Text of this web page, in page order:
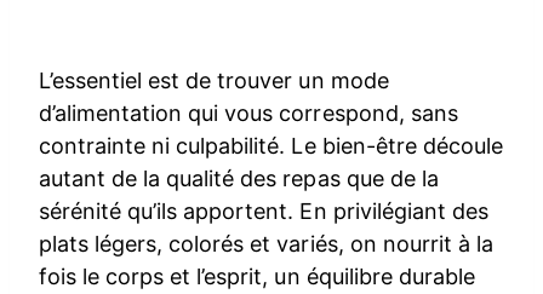
L’essentiel est de trouver un mode
d’alimentation qui vous correspond, sans
contrainte ni culpabilité. Le bien-être découle
autant de la qualité des repas que de la
sérénité qu’ils apportent. En privilégiant des
plats légers, colorés et variés, on nourrit à la
fois le corps et l’esprit, un équilibre durable